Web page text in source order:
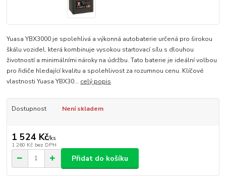
Yuasa YBX3000 je spolehlivá a výkonná autobaterie určená pro širokou
škálu vozidel, která kombinuje vysokou startovací sílu s dlouhou
životností a minimálními nároky na údržbu. Tato baterie je ideální volbou
pro řidiče hledající kvalitu a spolehlivost za rozumnou cenu. Klíčové
vlastnosti Yuasa YBX30... celý popis
Dostupnost Není skladem
1 524 Kč/ks
1 260 Kč bez DPH
Přidat do košíku